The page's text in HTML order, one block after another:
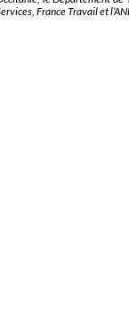
France Travail et